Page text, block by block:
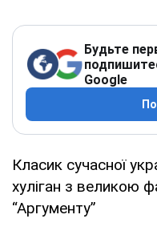
Будьте
Google
Класик сучасної
хуліган з великою
“Аргументу”